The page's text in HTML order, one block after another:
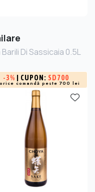
Di Sassicaia 0.5L
-3% | CUPON: SD700
comandă peste 700 lei